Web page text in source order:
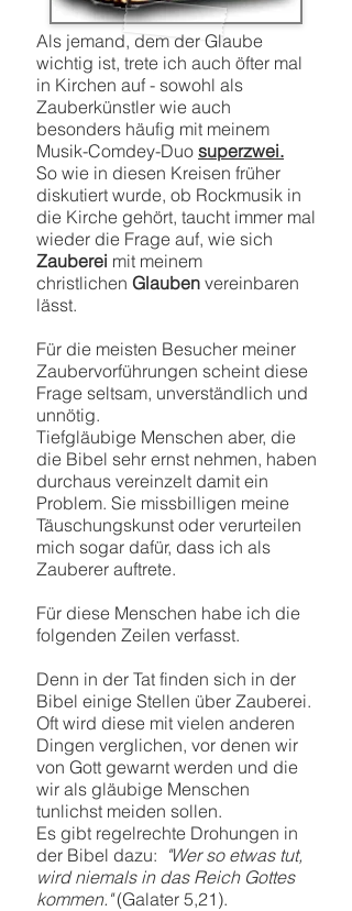
Als jemand, dem der Glaube
wichtig ist, trete ich auch öfter mal
in Kirchen auf - sowohl als
Zauberkünstler wie auch
besonders häufig mit meinem
Musik-Comdey-Duo superzwei.
So wie in diesen Kreisen früher
diskutiert wurde, ob Rockmusik in
die Kirche gehört, taucht immer mal
wieder die Frage auf, wie sich
Zauberei mit meinem
christlichen Glauben vereinbaren
lässt.
Für die meisten Besucher meiner
Zaubervorführungen scheint diese
Frage seltsam, unverständlich und
unnötig.
Tiefgläubige Menschen aber, die
die Bibel sehr ernst nehmen, haben
durchaus vereinzelt damit ein
Problem. Sie missbilligen meine
Täuschungskunst oder verurteilen
mich sogar dafür, dass ich als
Zauberer auftrete.
Für diese Menschen habe ich die
folgenden Zeilen verfasst.
Denn in der Tat finden sich in der
Bibel einige Stellen über Zauberei.
Oft wird diese mit vielen anderen
Dingen verglichen, vor denen wir
von Gott gewarnt werden und die
wir als gläubige Menschen
tunlichst meiden sollen.
Es gibt regelrechte Drohungen in
der Bibel dazu: "Wer so etwas tut,
wird niemals in das Reich Gottes
kommen."(Galater 5,21).